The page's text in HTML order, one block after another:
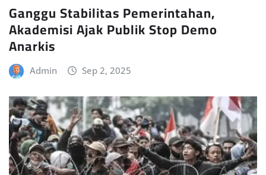
Ganggu Stabilitas Pemerintahan,
Akademisi Ajak Publik Stop Demo
Anarkis
Admin Sep 2, 2025